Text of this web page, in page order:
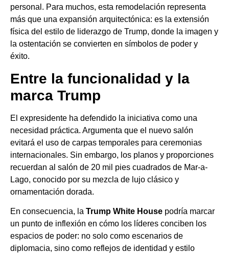
personal. Para muchos, esta remodelación representa
más que una expansión arquitectónica: es la extensión
física del estilo de liderazgo de Trump, donde la imagen y
la ostentación se convierten en símbolos de poder y
éxito.
Entre la funcionalidad y la
marca Trump
El expresidente ha defendido la iniciativa como una
necesidad práctica. Argumenta que el nuevo salón
evitará el uso de carpas temporales para ceremonias
internacionales. Sin embargo, los planos y proporciones
recuerdan al salón de 20 mil pies cuadrados de Mar-a-
Lago, conocido por su mezcla de lujo clásico y
ornamentación dorada.
En consecuencia, la Trump White House podría marcar
un punto de inflexión en cómo los líderes conciben los
espacios de poder: no solo como escenarios de
diplomacia, sino como reflejos de identidad y estilo